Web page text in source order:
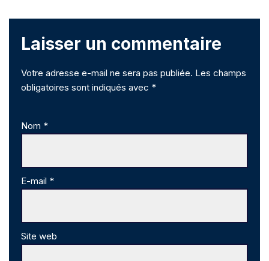
Laisser un commentaire
Votre adresse e-mail ne sera pas publiée. Les champs
obligatoires sont indiqués avec *
Nom *
E-mail *
Site web